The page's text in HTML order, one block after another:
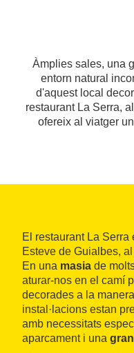
Àmplies sales, una
entorn natural
d'aquest local
restaurant La Serra,
ofereix al viatger
El restaurant La
Esteve de Guialbes,
En una masia de
aturar-nos en el camí
decorades a la
instal·lacions estan
amb necessitats
aparcament i una